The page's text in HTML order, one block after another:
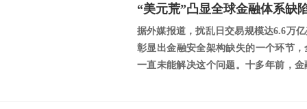
据外媒报道，扰乱日交易规模达6.6万
彰显出金融安全架构缺失的一个环节
一直未能解决这个问题。十多年前，